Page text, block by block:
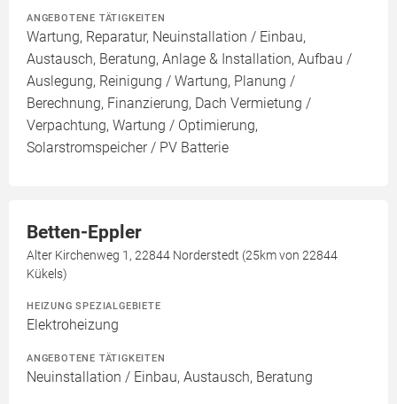
ANGEBOTENE TÄTIGKEITEN
Wartung, Reparatur, Neuinstallation / Einbau,
Austausch, Beratung, Anlage & Installation, Aufbau /
Auslegung, Reinigung / Wartung, Planung /
Berechnung, Finanzierung, Dach Vermietung /
Verpachtung, Wartung / Optimierung,
Solarstromspeicher / PV Batterie
Betten-Eppler
Alter Kirchenweg 1, 22844 Norderstedt (25km von 22844
Kükels)
HEIZUNG SPEZIALGEBIETE
Elektroheizung
ANGEBOTENE TÄTIGKEITEN
Neuinstallation / Einbau, Austausch, Beratung